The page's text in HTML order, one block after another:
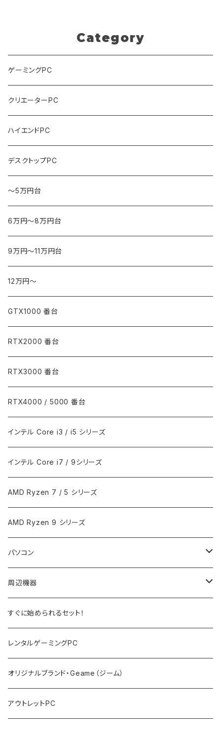
Category
ゲーミングPC
クリエーターPC
ハイエンドPC
デスクトップPC
～5万円台
6万円～8万円台
9万円～11万円台
12万円～
GTX1000 番台
RTX2000 番台
RTX3000 番台
RTX4000 / 5000 番台
インテル Core i3 / i5 シリーズ
インテル Core i7 / 9シリーズ
AMD Ryzen 7 / 5 シリーズ
AMD Ryzen 9 シリーズ
パソコン
ノートPC
デスクトップPC
PCサーバー
周辺機器
モニター
キーボード
マウス
プロジェクタ
すぐに始められるセット！
レンタルゲーミングPC
オリジナルブランド・Geame（ジーム）
アウトレットPC